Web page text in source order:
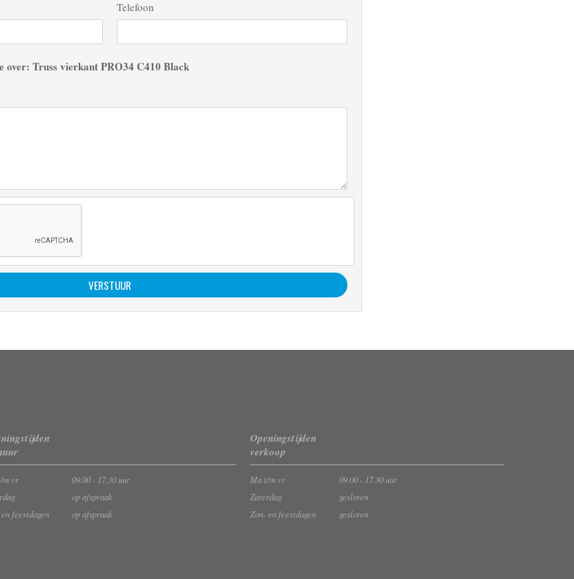
Telefoon
Truss vierkant PRO34 C410 Black
m vr
09.00 - 17.30 uur
op afspraak
feestdagen
op afspraak
Openingstijden
verkoop
Ma t/m vr
09.00 - 17.30 uur
Zaterdag
gesloten
Zon- en feestdagen
gesloten